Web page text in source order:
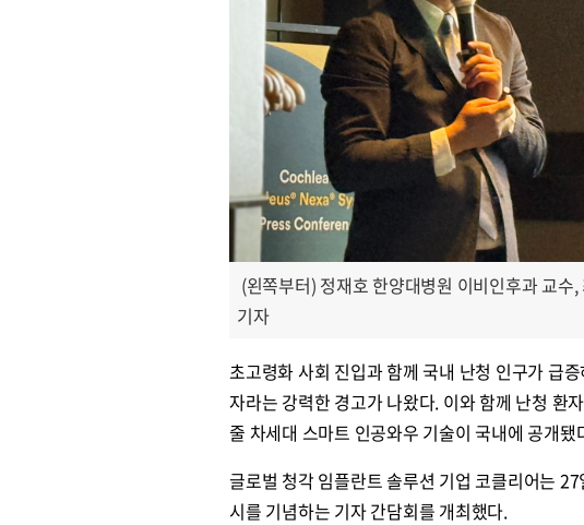
(왼쪽부터) 정재호 한양대병원 이비인후과 교
기자
초고령화 사회 진입과 함께 국내 난청 인구가 급
자라는 강력한 경고가 나왔다. 이와 함께 난청 환
줄 차세대 스마트 인공와우 기술이 국내에 공개됐
글로벌 청각 임플란트 솔루션 기업 코클리어는
시를 기념하는 기자 간담회를 개최했다.